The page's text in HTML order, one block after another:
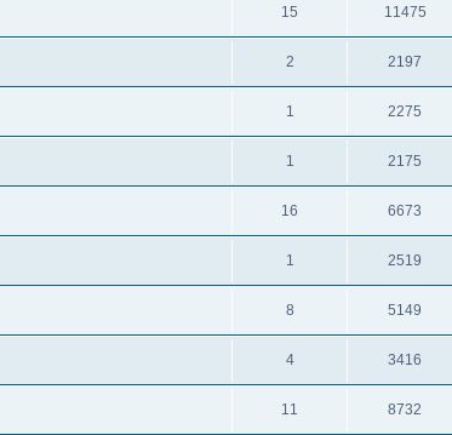
15 11475
2 2197
1 2275
1 2175
16 6673
1 2519
8 5149
4 3416
11 8732